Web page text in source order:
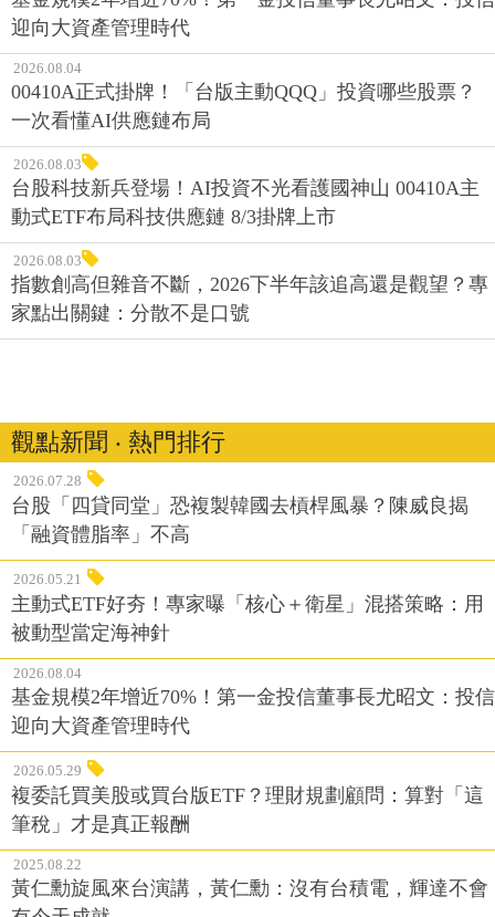
迎向大資產管理時代
2026.08.04
00410A正式掛牌！「台版主動QQQ」投資哪些股票？
一次看懂AI供應鏈布局
2026.08.03
台股科技新兵登場！AI投資不光看護國神山 00410A主
動式ETF布局科技供應鏈 8/3掛牌上市
2026.08.03
指數創高但雜音不斷，2026下半年該追高還是觀望？專
家點出關鍵：分散不是口號
觀點新聞 ‧ 熱門排行
2026.07.28
台股「四貸同堂」恐複製韓國去槓桿風暴？陳威良揭
「融資體脂率」不高
2026.05.21
主動式ETF好夯！專家曝「核心＋衛星」混搭策略：用
被動型當定海神針
2026.08.04
基金規模2年增近70%！第一金投信董事長尤昭文：投信
迎向大資產管理時代
2026.05.29
複委託買美股或買台版ETF？理財規劃顧問：算對「這
筆稅」才是真正報酬
2025.08.22
黃仁勳旋風來台演講，黃仁勳：沒有台積電，輝達不會